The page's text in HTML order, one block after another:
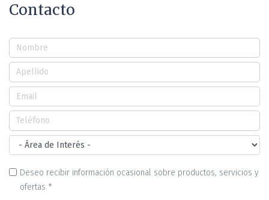
Contacto
Deseo recibir información ocasional sobre productos, servicios y
ofertas *